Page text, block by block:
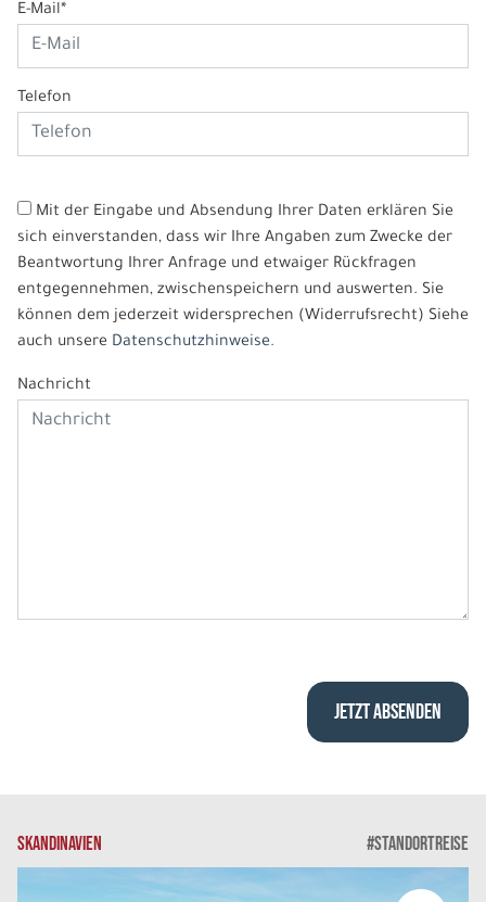
E-Mail*
Telefon
Mit der Eingabe und Absendung Ihrer Daten erklären Sie
sich einverstanden, dass wir Ihre Angaben zum Zwecke der
Beantwortung Ihrer Anfrage und etwaiger Rückfragen
entgegennehmen, zwischenspeichern und auswerten. Sie
können dem jederzeit widersprechen (Widerrufsrecht) Siehe
auch unsere Datenschutzhinweise.
Nachricht
SKANDINAVIEN #STANDORTREISE